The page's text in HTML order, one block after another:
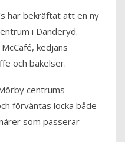
har bekräftat att en ny
i Danderyd.
kedjans
och bakelser.
centrums
förväntas locka både
som passerar